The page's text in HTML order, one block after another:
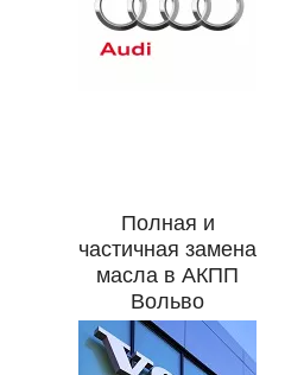
Полная и
частичная замена
масла в АКПП
Вольво